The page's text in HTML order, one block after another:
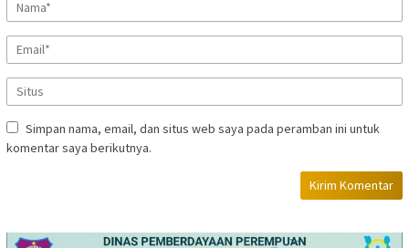
Simpan nama, email, dan situs web saya pada peramban ini untuk
komentar saya berikutnya.